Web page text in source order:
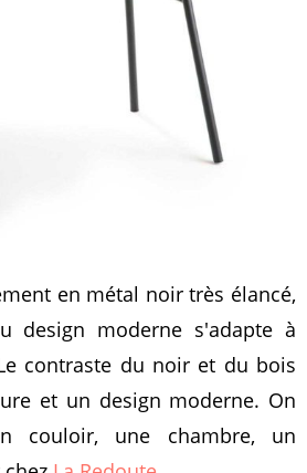
en métal noir très élancé,
design moderne s'adapte à
contraste du noir et du bois
et un design moderne. On
couloir, une chambre, un